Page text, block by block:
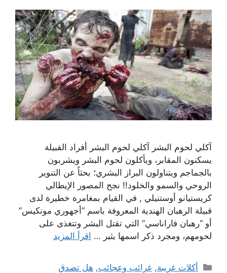
آكلي لحوم البشر آكلي لحوم البشر أفراد القبيلة
يسكنون المقابر، ويأكلون لحوم البشر ويشربون
بالجماجم ويتناولون البراز البشري؛ بحثاً عن التنوير
الروحي والسمو والخلود!! نجح المصور الإيطالي
كريستيانو أوستنيلي , في القيام بمغامرة خطيرة لدى
قبيلة الرهبان الهندية المعروفة باسم “أجهوري مونكيس”
أو “رهبان فاراناسي” التي تقتل البشر وتتغذى على
لحومهم، ومجرد ذكر اسمها يثير … اقرأ المزيد
التصنيفات
أكلات غريبة,غرائب وعجائب, هل تصدق